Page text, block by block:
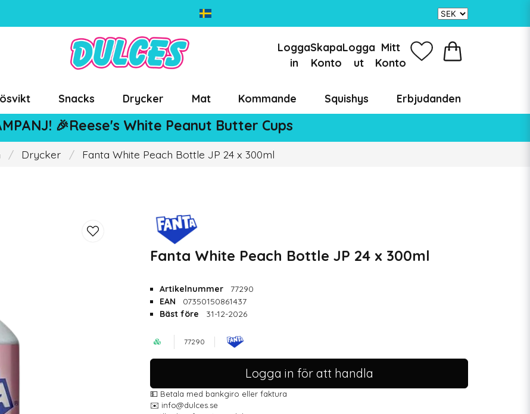
Logga
in
Skapa
Konto
Logga
ut
Mitt
Konto
Snacks Drycker Mat Kommande Squishys Erbjudanden
🎉Reese's White Peanut Butter Cups
Drycker Fanta White Peach Bottle JP 24 x 300ml
Fanta White Peach Bottle JP 24 x 300ml
Artikelnummer
77290
EAN
07350150861437
Bäst före
31-12-2026
77290
Logga in för att handla
💵 Betala med bankgiro eller faktura
✉️ info@dulces.se